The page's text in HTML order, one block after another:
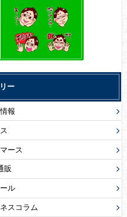
ー
報
ース
販
ル
スコラム